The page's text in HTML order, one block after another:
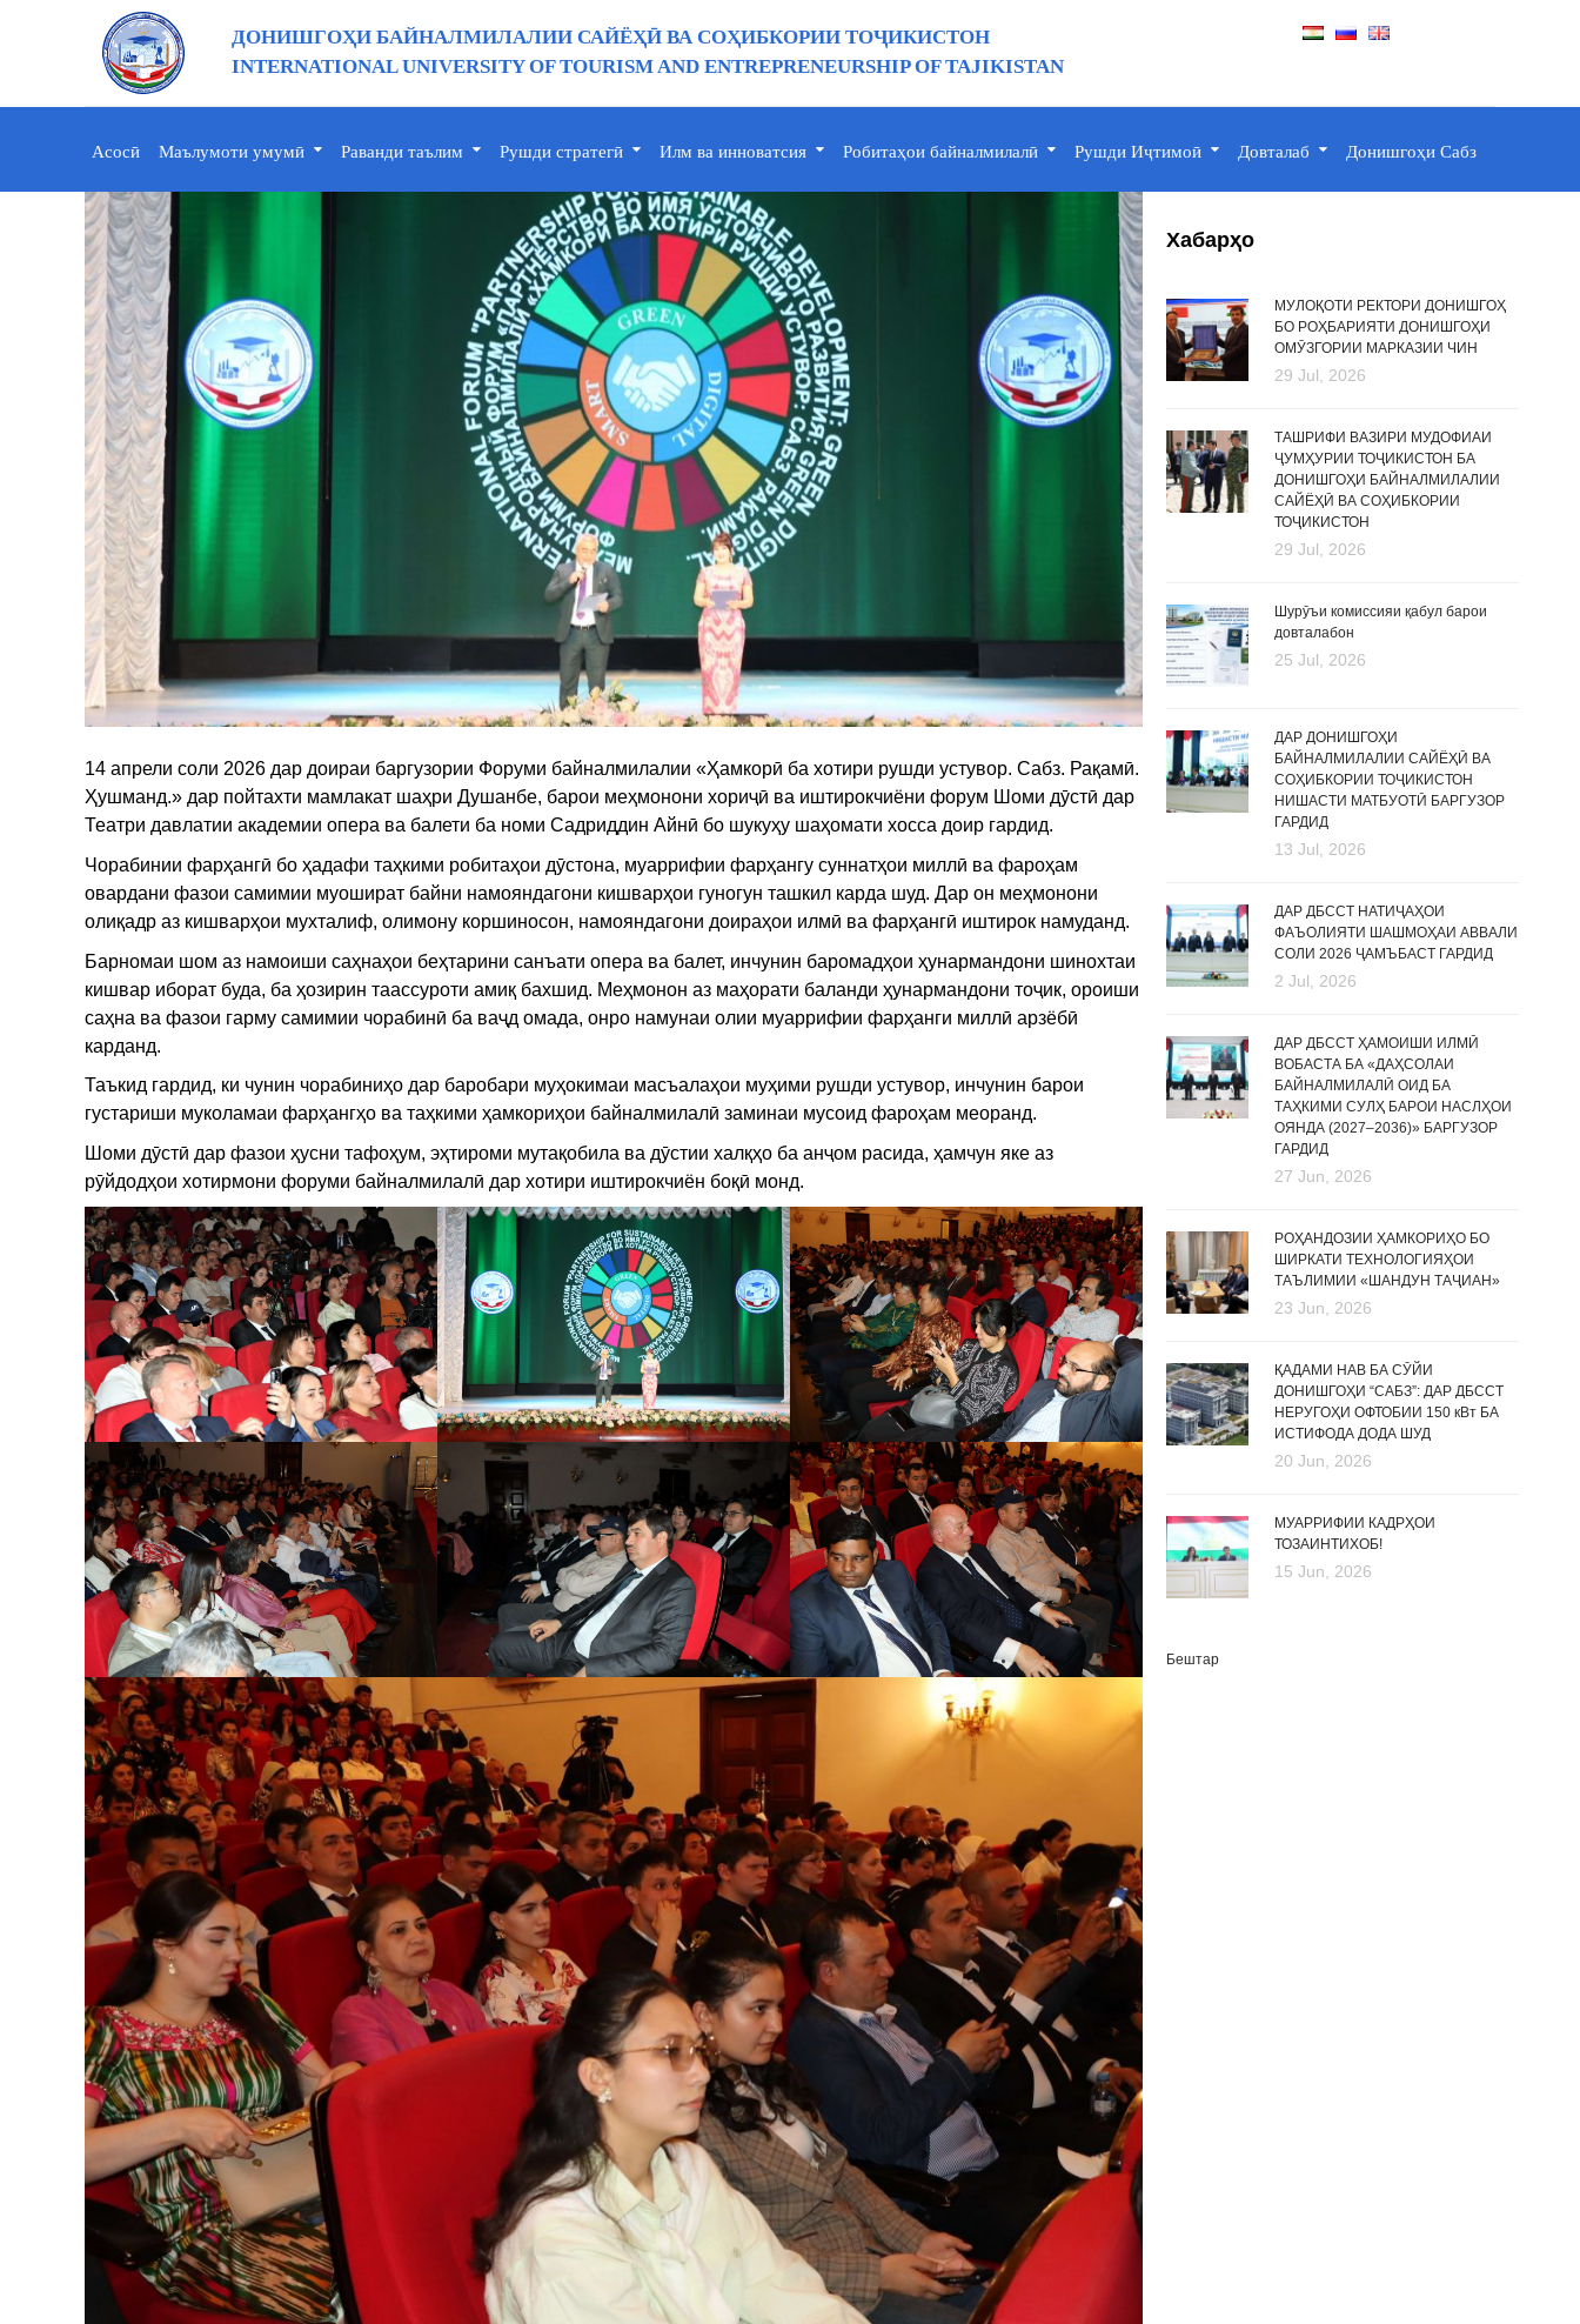
ДОНИШГОҲИ БАЙНАЛМИЛАЛИИ САЙЁҲӢ ВА СОҲИБКОРИИ ТОҶИКИСТОН
INTERNATIONAL UNIVERSITY OF TOURISM AND ENTREPRENEURSHIP OF TAJIKISTAN
Асосӣ Маълумоти умумӣ Раванди таълим Рушди стратегӣ Илм ва инноватсия Робитаҳои байналмилалӣ Рушди Иҷтимоӣ Довталаб Донишгоҳи Сабз
14 апрели соли 2026 дар доираи баргузории Форуми байналмилалии «Ҳамкорӣ ба хотири рушди устувор. Сабз. Рақамӣ.
Ҳушманд.» дар пойтахти мамлакат шаҳри Душанбе, барои меҳмонони хориҷӣ ва иштирокчиёни форум Шоми дӯстӣ дар
Театри давлатии академии опера ва балети ба номи Садриддин Айнӣ бо шукуҳу шаҳомати хосса доир гардид.
Чорабинии фарҳангӣ бо ҳадафи таҳкими робитаҳои дӯстона, муаррифии фарҳангу суннатҳои миллӣ ва фароҳам
овардани фазои самимии муошират байни намояндагони кишварҳои гуногун ташкил карда шуд. Дар он меҳмонони
олиқадр аз кишварҳои мухталиф, олимону коршиносон, намояндагони доираҳои илмӣ ва фарҳангӣ иштирок намуданд.
Барномаи шом аз намоиши саҳнаҳои беҳтарини санъати опера ва балет, инчунин баромадҳои ҳунармандони шинохтаи
кишвар иборат буда, ба ҳозирин таассуроти амиқ бахшид. Меҳмонон аз маҳорати баланди ҳунармандони тоҷик, ороиши
саҳна ва фазои гарму самимии чорабинӣ ба ваҷд омада, онро намунаи олии муаррифии фарҳанги миллӣ арзёбӣ
карданд.
Таъкид гардид, ки чунин чорабиниҳо дар баробари муҳокимаи масъалаҳои муҳими рушди устувор, инчунин барои
густариши муколамаи фарҳангҳо ва таҳкими ҳамкориҳои байналмилалӣ заминаи мусоид фароҳам меоранд.
Шоми дӯстӣ дар фазои ҳусни тафоҳум, эҳтироми мутақобила ва дӯстии халқҳо ба анҷом расида, ҳамчун яке аз
рӯйдодҳои хотирмони форуми байналмилалӣ дар хотири иштирокчиён боқӣ монд.
Хабарҳо
МУЛОҚОТИ РЕКТОРИ ДОНИШГОҲ
БО РОҲБАРИЯТИ ДОНИШГОҲИ
ОМӮЗГОРИИ МАРКАЗИИ ЧИН
29 Jul, 2026
ТАШРИФИ ВАЗИРИ МУДОФИАИ
ҶУМҲУРИИ ТОҶИКИСТОН БА
ДОНИШГОҲИ БАЙНАЛМИЛАЛИИ
САЙЁҲӢ ВА СОҲИБКОРИИ
ТОҶИКИСТОН
29 Jul, 2026
Шурӯъи комиссияи қабул барои
довталабон
25 Jul, 2026
ДАР ДОНИШГОҲИ
БАЙНАЛМИЛАЛИИ САЙЁҲӢ ВА
СОҲИБКОРИИ ТОҶИКИСТОН
НИШАСТИ МАТБУОТӢ БАРГУЗОР
ГАРДИД
13 Jul, 2026
ДАР ДБССТ НАТИҶАҲОИ
ФАЪОЛИЯТИ ШАШМОҲАИ АВВАЛИ
СОЛИ 2026 ҶАМЪБАСТ ГАРДИД
2 Jul, 2026
ДАР ДБССТ ҲАМОИШИ ИЛМӢ
ВОБАСТА БА «ДАҲСОЛАИ
БАЙНАЛМИЛАЛӢ ОИД БА
ТАҲКИМИ СУЛҲ БАРОИ НАСЛҲОИ
ОЯНДА (2027–2036)» БАРГУЗОР
ГАРДИД
27 Jun, 2026
РОҲАНДОЗИИ ҲАМКОРИҲО БО
ШИРКАТИ ТЕХНОЛОГИЯҲОИ
ТАЪЛИМИИ «ШАНДУН ТАҶИАН»
23 Jun, 2026
ҚАДАМИ НАВ БА СӮЙИ
ДОНИШГОҲИ “САБЗ”: ДАР ДБССТ
НЕРУГОҲИ ОФТОБИИ 150 кВт БА
ИСТИФОДА ДОДА ШУД
20 Jun, 2026
МУАРРИФИИ КАДРҲОИ
ТОЗАИНТИХОБ!
15 Jun, 2026
Бештар